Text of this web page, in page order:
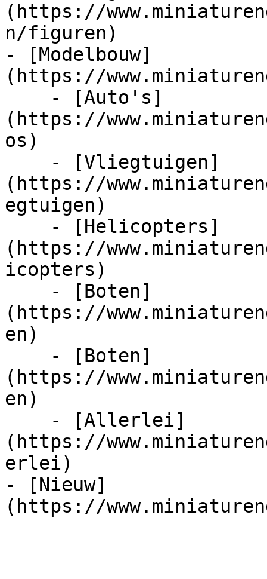
(https://
n/figuren)
- [Modelbouw]
(https://
(https://
os)
(https://
egtuigen)
(https://
icopters)
(https://
en)
(https://
en)
(https://
erlei)
- [Nieuw]